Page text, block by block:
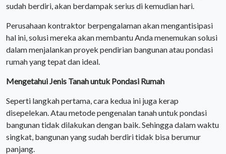
sudah berdiri, akan berdampak serius di kemudian hari.
Perusahaan kontraktor berpengalaman akan mengantisipasi
hal ini, solusi mereka akan membantu Anda menemukan solusi
dalam menjalankan proyek pendirian bangunan atau pondasi
rumah yang tepat dan ideal.
Mengetahui Jenis Tanah untuk Pondasi Rumah
Seperti langkah pertama, cara kedua ini juga kerap
disepelekan. Atau metode pengenalan tanah untuk pondasi
bangunan tidak dilakukan dengan baik. Sehingga dalam waktu
singkat, bangunan yang sudah berdiri tidak bisa berumur
panjang.